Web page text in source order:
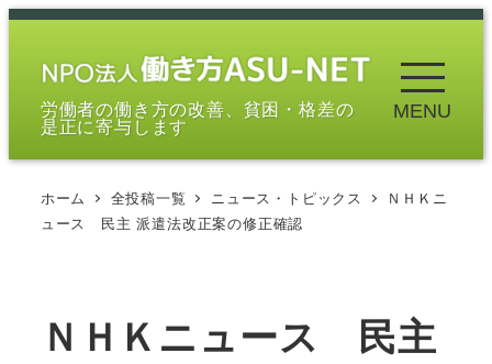
メ
労働者の働き方の改善、貧困・格差の
是正に寄与します
MENU
ホーム 全投稿一覧 ニュース・トピックス
ＮＨＫニ
ュース 民主 派遣法改正案の修正確認
ＮＨＫニュース 民主